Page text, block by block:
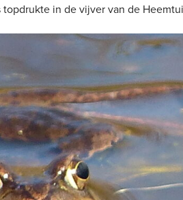
in de vijver van de